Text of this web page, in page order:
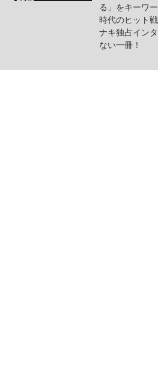
る」をキーワ
時代のヒット
ナキ独占イン
ない一冊！